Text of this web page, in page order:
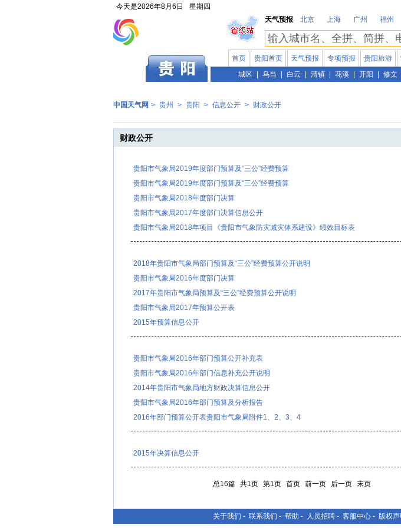
今天是2026年8月6日 星期四
天气预报
北京 上海 广州 福州
首页 贵阳首页 天气预报 专项预报 贵阳旅游
城区
乌当 白云 清镇 花溪 开阳 修文
中国天气网 > 贵州 > 贵阳 > 信息公开 > 财政公开
财政公开
贵阳市气象局2019年度部门预算及“三公”经费预算
贵阳市气象局2019年度部门预算及“三公”经费预算
贵阳市气象局2018年度部门决算
贵阳市气象局2017年度部门决算信息公开
贵阳市气象局2018年项目《贵阳市气象防灾减灾体系建设》绩效目标表
2018年贵阳市气象局部门预算及“三公”经费预算公开说明
贵阳市气象局2016年度部门决算
2017年贵阳市气象局预算及“三公”经费预算公开说明
贵阳市气象局2017年预算公开表
2015年预算信息公开
贵阳市气象局2016年部门预算公开补充表
贵阳市气象局2016年部门信息补充公开说明
2014年贵阳市气象局地方财政决算信息公开
贵阳市气象局2016年部门预算及分析报告
2016年部门预算公开表贵阳市气象局附件1、2、3、4
2015年决算信息公开
总16篇 共1页 第1页 首页 前一页 后一页 末页
关于我们 - 联系我们 - 帮助 - 人员招聘 - 客服中心 - 版权声